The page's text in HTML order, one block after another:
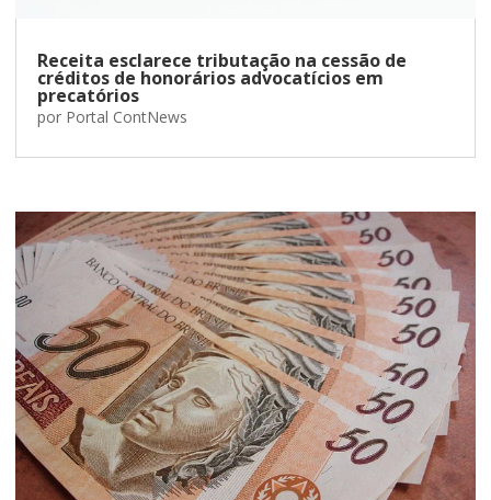
Receita esclarece tributação na cessão de
créditos de honorários advocatícios em
precatórios
por Portal ContNews